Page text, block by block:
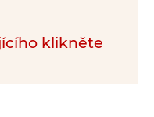
klikněte